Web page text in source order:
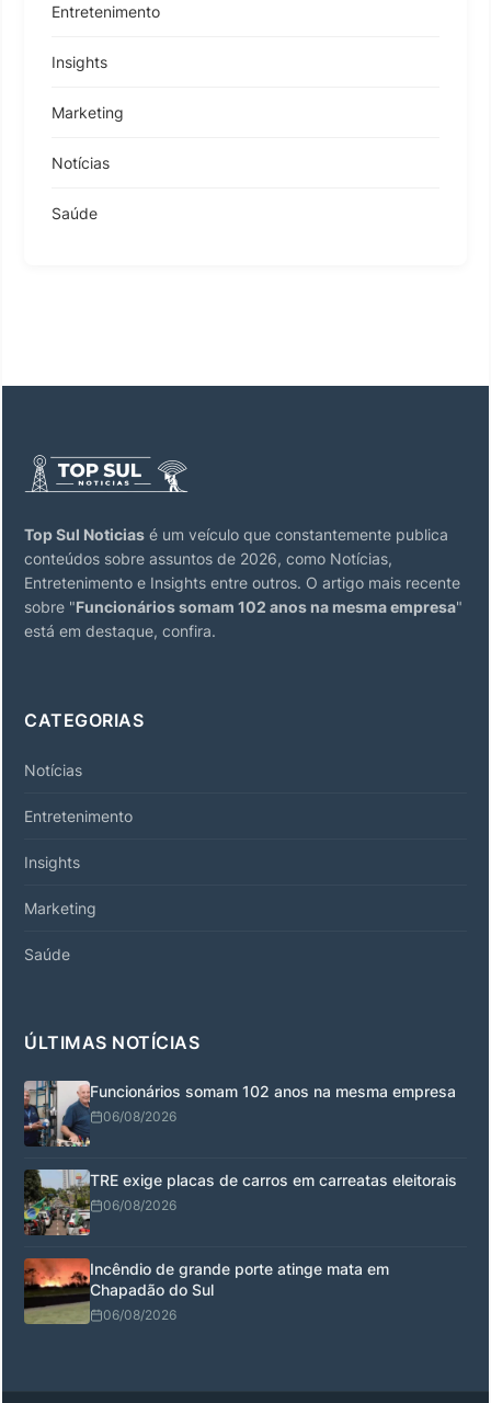
Entretenimento
Insights
Marketing
Notícias
Saúde
Top Sul Noticias é um veículo que constantemente publica
conteúdos sobre assuntos de 2026, como Notícias,
Entretenimento e Insights entre outros. O artigo mais recente
sobre "Funcionários somam 102 anos na mesma empresa"
está em destaque, confira.
CATEGORIAS
Notícias
Entretenimento
Insights
Marketing
Saúde
ÚLTIMAS NOTÍCIAS
Funcionários somam 102 anos na mesma empresa
06/08/2026
TRE exige placas de carros em carreatas eleitorais
06/08/2026
Incêndio de grande porte atinge mata em
Chapadão do Sul
06/08/2026